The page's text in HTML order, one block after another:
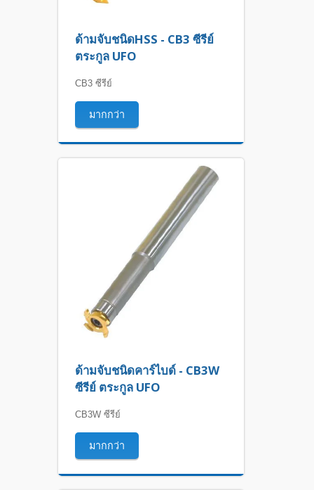
ด้ามจับชนิดHSS - CB3 ซีรีย์
ตระกูล UFO
CB3 ซีรีย์
มากกว่า
ด้ามจับชนิดคาร์ไบด์ - CB3W
ซีรีย์ ตระกูล UFO
CB3W ซีรีย์
มากกว่า